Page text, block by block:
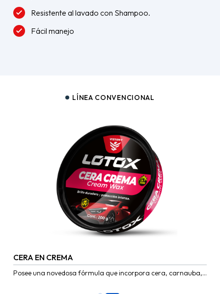
Resistente al lavado con Shampoo.
Fácil manejo
LÍNEA CONVENCIONAL
CERA EN CREMA
Posee una novedosa fórmula que incorpora cera, carnauba,